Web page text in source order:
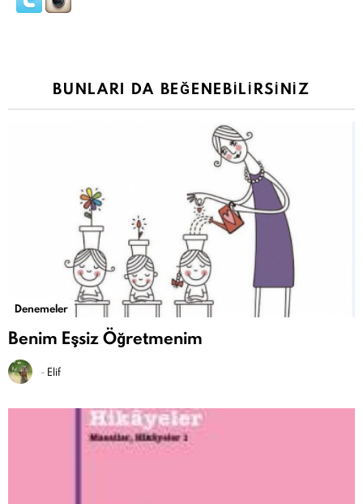
BUNLARI DA BEĞENEBILIRSINIZ
Denemeler
Benim Eşsiz Öğretmenim
- Elif